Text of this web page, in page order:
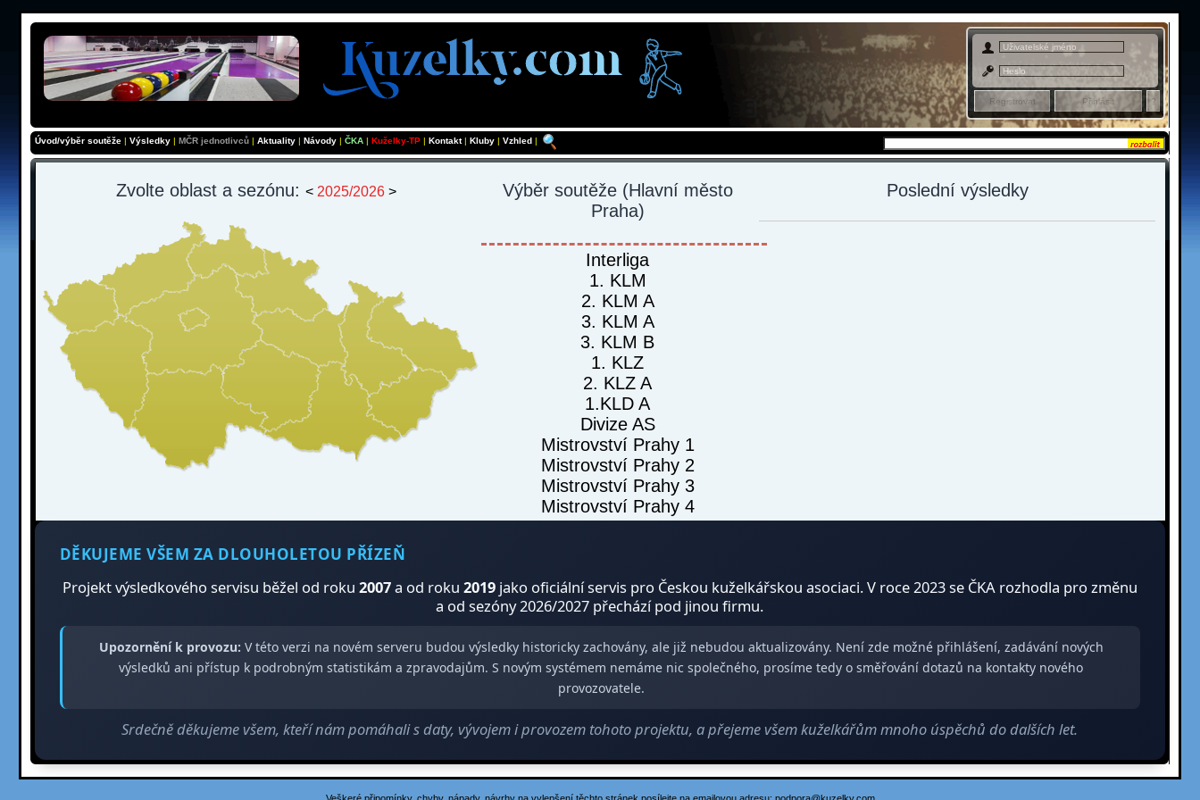
Admin sekce
Úvod/výběr soutěže| Výsledky| MČR jednotlivců | Aktuality| Návody | ČKA| Kuželky-TP| Kontakt| Kluby | Vzhled |
Zvolte oblast a sezónu: < 2025/2026 > Výběr soutěže(Hlavní město
Praha)
Interliga
1. KLM
2. KLM A
3. KLM A
3. KLM B
1. KLZ
2. KLZ A
1.KLD A
Divize AS
Mistrovství Prahy 1
Mistrovství Prahy 2
Mistrovství Prahy 3
Mistrovství Prahy 4
Poslední výsledky
DĚKUJEME VŠEM ZA DLOUHOLETOU PŘÍZEŇ
Projekt výsledkového servisu běžel od roku 2007a od roku 2019jako oficiální servis pro Českou kuželkářskou asociaci. V roce 2023 se ČKA rozhodla pro změnu
a od sezóny 2026/2027 přechází pod jinou firmu.
Upozornění k provozu: V této verzi na novém serveru budou výsledky historicky zachovány, ale již nebudou aktualizovány. Není zde možné přihlášení, zadávání nových
výsledků ani přístup k podrobným statistikám a zpravodajům. S novým systémem nemáme nic společného, prosíme tedy o směřování dotazů na kontakty nového
provozovatele.
Srdečně děkujeme všem, kteří nám pomáhali s daty, vývojem i provozem tohoto projektu, a přejeme všem kuželkářům mnoho úspěchů do dalších let.